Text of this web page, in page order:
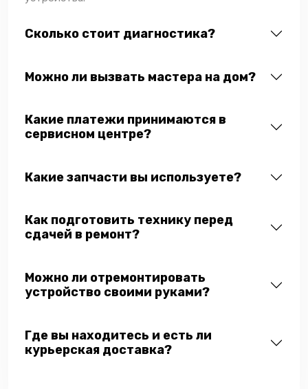
Сколько стоит диагностика?
Можно ли вызвать мастера на дом?
Какие платежи принимаются в
сервисном центре?
Какие запчасти вы используете?
Как подготовить технику перед
сдачей в ремонт?
Можно ли отремонтировать
устройство своими руками?
Где вы находитесь и есть ли
курьерская доставка?